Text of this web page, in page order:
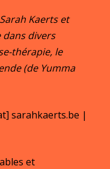
Kaerts et
dans divers
thérapie, le
(de Yumma
sarahkaerts.be |
et